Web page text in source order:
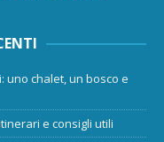
uno chalet, un bosco e
e consigli utili